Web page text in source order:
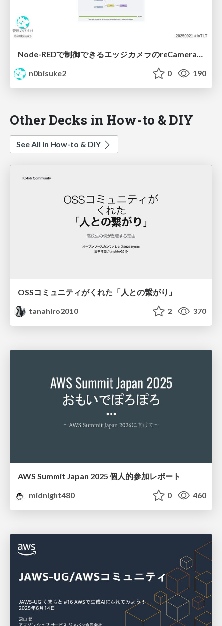
Node-REDで制御できるエッジカメラのreCameraを触る #iotlt #JLCPCB #recamera
n0bisuke2
0 190
Other Decks in How-to & DIY
See All in How-to & DIY
OSSコミュニティがくれた「人との繋がり」
tanahiro2010
2 370
AWS Summit Japan 2025 個人的参加レポート
midnight480
0 460